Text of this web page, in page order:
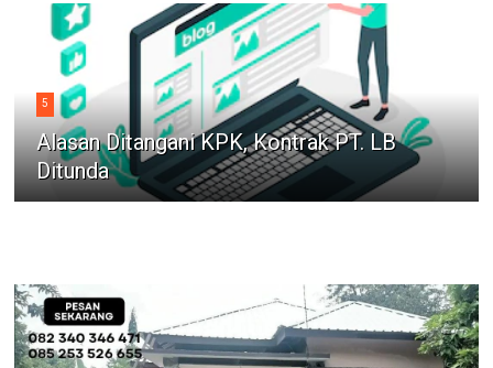
5
Alasan Ditangani KPK, Kontrak PT. LB
Ditunda